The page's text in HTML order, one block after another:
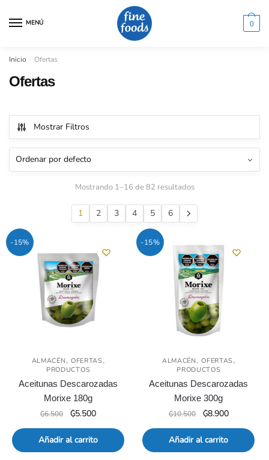
MENÚ 0
Inicio / Ofertas
Ofertas
Mostrar Filtros
Mostrando 1–16 de 82 resultados
1 2 3 4 5 6
-15%
ALMACÉN, OFERTAS,
PRODUCTOS
Aceitunas Descarozadas
Morixe 180g
₲6.500
El
precio
original
era:
₲5.500El
precio
actual
es:
Añadir al carrito
-15%
ALMACÉN,OFERTAS,
PRODUCTOS
Aceitunas Descarozadas
Morixe 300g
₲10.500
El
precio
original
era:
₲8.900El
precio
actual
es:
Añadir al carrito